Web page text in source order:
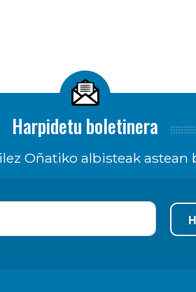
Harpidetu boletinera
Oñatiko albisteak astean